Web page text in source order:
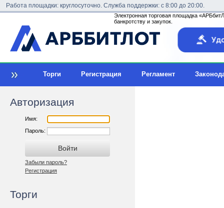
Работа площадки: круглосуточно. Служба поддержки: с 8:00 до 20:00.
Электронная торговая площадка
банкротству и закупок.
Торги Регистрация Регламент
Авторизация
Имя:
Пароль:
Забыли пароль?
Регистрация
Торги